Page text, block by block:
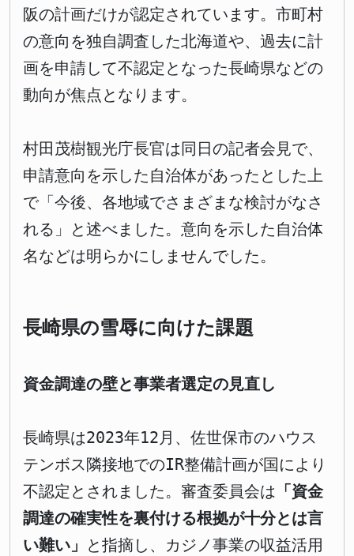
阪の計画だけが認定されています。市町村
の意向を独自調査した北海道や、過去に計
画を申請して不認定となった長崎県などの
動向が焦点となります。
村田茂樹観光庁長官は同日の記者会見で、
申請意向を示した自治体があったとした上
で「今後、各地域でさまざまな検討がなさ
れる」と述べました。意向を示した自治体
名などは明らかにしませんでした。
長崎県の雪辱に向けた課題
資金調達の壁と事業者選定の見直し
長崎県は2023年12月、佐世保市のハウス
テンボス隣接地でのIR整備計画が国により
不認定とされました。審査委員会は 「資金
調達の確実性を裏付ける根拠が十分とは言
い難い」 と指摘し、カジノ事業の収益活用